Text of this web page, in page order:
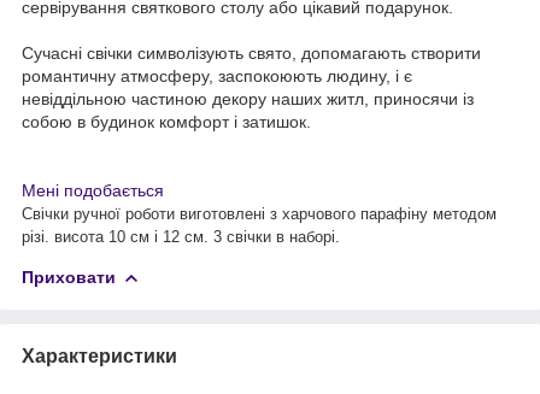
сервірування святкового столу або цікавий подарунок.
Сучасні свічки символізують свято, допомагають створити
романтичну атмосферу, заспокоюють людину, і є
невіддільною частиною декору наших житл, приносячи із
собою в будинок комфорт і затишок.
Мені подобається
Свічки ручної роботи виготовлені з харчового парафіну методом
різі. висота 10 см і 12 см. 3 свічки в наборі.
Приховати
Характеристики